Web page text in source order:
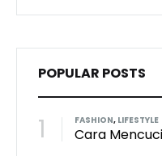
POPULAR POSTS
1 FASHION, LIFESTYLE